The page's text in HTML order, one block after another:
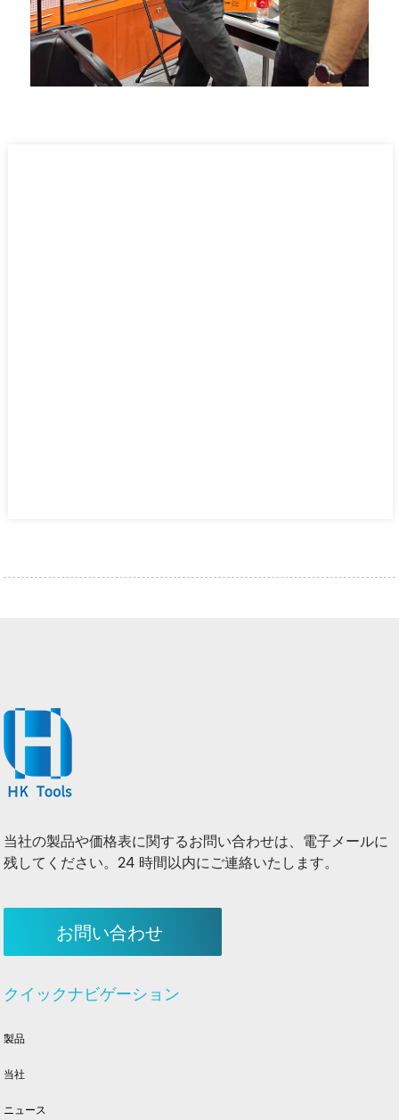
当社の製品や価格表に関するお問い合わせは、電子メールに
残してください。24 時間以内にご連絡いたします。
お問い合わせ
クイックナビゲーション
製品
当社
ニュース